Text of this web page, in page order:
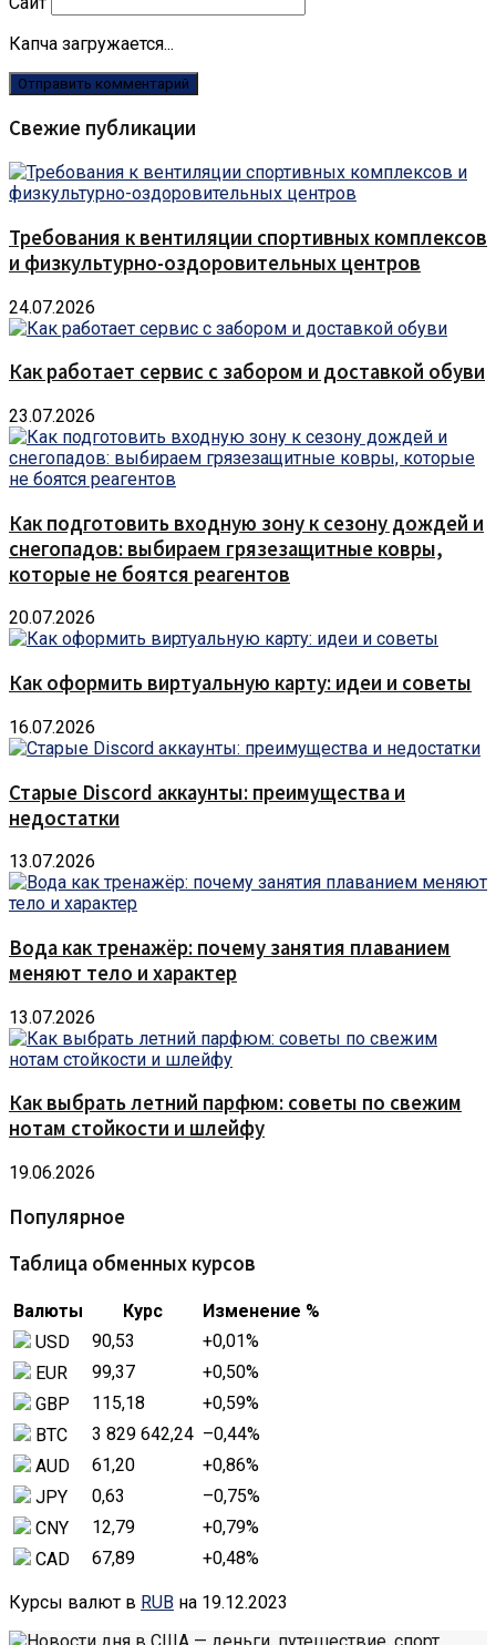
Капча загружается...
Свежие публикации
Требования к вентиляции спортивных комплексов
и физкультурно-оздоровительных центров
24.07.2026
Как работает сервис с забором и доставкой обуви
23.07.2026
Как подготовить входную зону к сезону дождей и
снегопадов: выбираем грязезащитные ковры,
которые не боятся реагентов
20.07.2026
Как оформить виртуальную карту: идеи и советы
16.07.2026
Старые Discord аккаунты: преимущества и
недостатки
13.07.2026
Вода как тренажёр: почему занятия плаванием
меняют тело и характер
13.07.2026
Как выбрать летний парфюм: советы по свежим
нотам стойкости и шлейфу
19.06.2026
Популярное
Таблица обменных курсов
Валюты Курс
Изменение %
USD
90,53 +0,01%
EUR
99,37 +0,50%
GBP
115,18 +0,59%
BTC
3 829 642,24 –0,44%
AUD
61,20 +0,86%
JPY
0,63 –0,75%
CNY
12,79 +0,79%
CAD
67,89 +0,48%
Курсы валют в RUB на 19.12.2023